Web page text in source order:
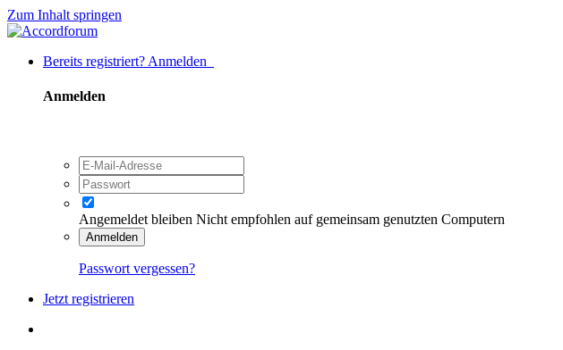
Zum Inhalt springen
Bereits registriert? Anmelden
Anmelden
Angemeldet bleiben Nicht empfohlen auf gemeinsam genutzten Computern
Anmelden
Passwort vergessen?
Jetzt registrieren